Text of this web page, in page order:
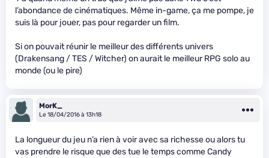
l’abondance de cinématiques. Même in-game, ça me pompe, je
suis là pour jouer, pas pour regarder un film.
Si on pouvait réunir le meilleur des différents univers
(Drakensang / TES / Witcher) on aurait le meilleur RPG solo au
monde (ou le pire)
MorK_
Le 18/04/2016 à 13h18
La longueur du jeu n’a rien à voir avec sa richesse ou alors tu
vas prendre le risque que des tue le temps comme Candy